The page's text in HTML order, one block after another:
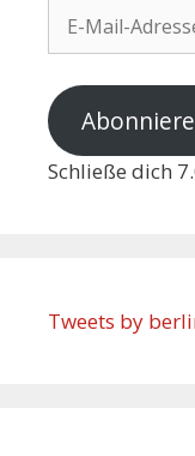
Schließe dich
Tweets by